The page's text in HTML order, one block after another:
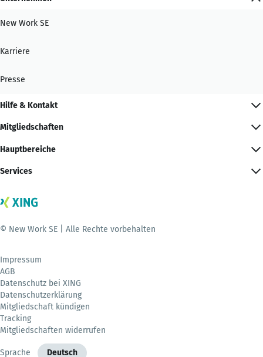
New Work SE
Karriere
Presse
Hilfe & Kontakt
Mitgliedschaften
Hauptbereiche
Services
© New Work SE | Alle Rechte vorbehalten
Impressum
AGB
Datenschutz bei XING
Datenschutzerklärung
Mitgliedschaft kündigen
Tracking
Mitgliedschaften widerrufen
Sprache Deutsch